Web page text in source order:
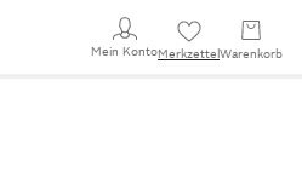
Mein KontoMerkzettel Warenkorb